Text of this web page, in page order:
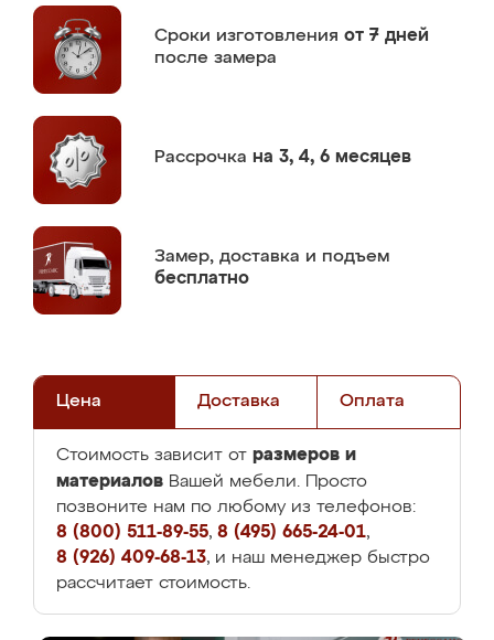
Сроки изготовления от 7 дней
после замера
Рассрочка на 3, 4, 6 месяцев
Замер, доставка и подъем
бесплатно
Цена Доставка Оплата
Стоимость зависит от размеров и
материалов Вашей мебели. Просто
позвоните нам по любому из телефонов:
8 (800) 511-89-55, 8 (495) 665-24-01,
8 (926) 409-68-13, и наш менеджер быстро
рассчитает стоимость.